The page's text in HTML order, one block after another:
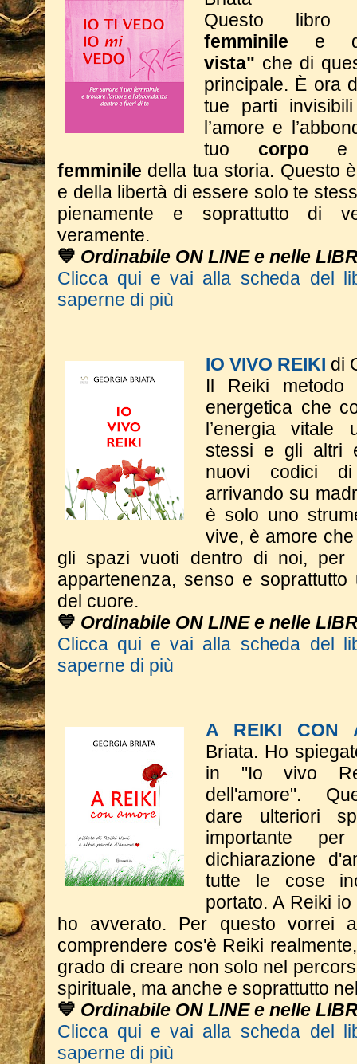
Questo libro
femminile e
vista" che di
principale. È ora
tue parti
l’amore e
tuo corpo
femminile della tua storia. Questo
e della libertà di essere solo te
pienamente e soprattutto di
veramente.
💙 Ordinabile ON LINE e nelle
Clicca qui e vai alla scheda del
saperne di più
IO VIVO REIKI di
Il Reiki
energetica che
l’energia vitale
stessi e gli altri
nuovi codici
arrivando su
è solo uno
vive, è amore
gli spazi vuoti dentro di noi, per
appartenenza, senso e
del cuore.
💙 Ordinabile ON LINE e nelle
Clicca qui e vai alla scheda del
saperne di più
A REIKI CON
Briata. Ho
in "Io vivo
dell'amore".
dare ulteriori
importante
dichiarazione
tutte le cose
portato. A Reiki
ho avverato. ​Per questo vorrei
comprendere cos'è Reiki
grado di creare non solo nel
spirituale, ma anche e soprattutto
💙 Ordinabile ON LINE e nelle
Clicca qui e vai alla scheda del
saperne di più